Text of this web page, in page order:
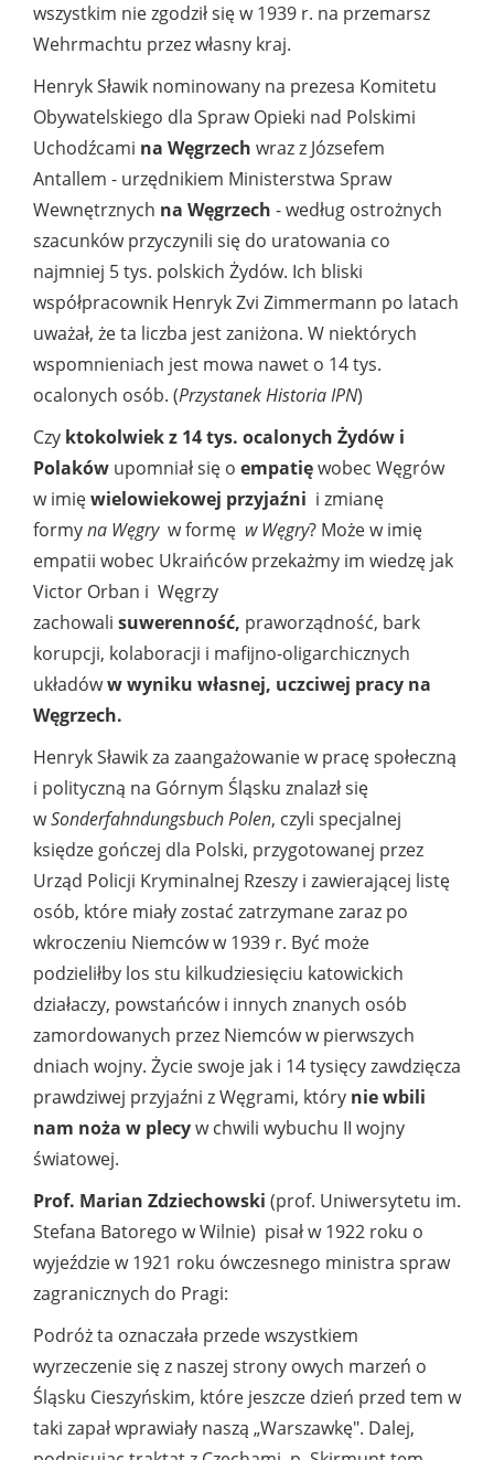
wszystkim nie zgodził się w 1939 r. na przemarsz
Wehrmachtu przez własny kraj.
Henryk Sławik nominowany na prezesa Komitetu
Obywatelskiego dla Spraw Opieki nad Polskimi
Uchodźcami na Węgrzech wraz z Józsefem
Antallem - urzędnikiem Ministerstwa Spraw
Wewnętrznych na Węgrzech - według ostrożnych
szacunków przyczynili się do uratowania co
najmniej 5 tys. polskich Żydów. Ich bliski
współpracownik Henryk Zvi Zimmermann po latach
uważał, że ta liczba jest zaniżona. W niektórych
wspomnieniach jest mowa nawet o 14 tys.
ocalonych osób. (Przystanek Historia IPN)
Czy ktokolwiek z 14 tys. ocalonych Żydów i
Polaków upomniał się o empatięwobec Węgrów
w imięwielowiekowej przyjaźni i zmianę
formyna Węgryw formę w Węgry? Może w imię
empatii wobec Ukraińców przekażmy im wiedzę jak
Victor Orban i Węgrzy
zachowali suwerenność, praworządność, bark
korupcji, kolaboracji i mafijno-oligarchicznych
układóww wyniku własnej, uczciwej pracy na
Węgrzech.
Henryk Sławik za zaangażowanie w pracę społeczną
i polityczną na Górnym Śląsku znalazł się
wSonderfahndungsbuch Polen, czyli specjalnej
księdze gończej dla Polski, przygotowanej przez
Urząd Policji Kryminalnej Rzeszy i zawierającej listę
osób, które miały zostać zatrzymane zaraz po
wkroczeniu Niemców w 1939 r. Być może
podzieliłby los stu kilkudziesięciu katowickich
działaczy, powstańców i innych znanych osób
zamordowanych przez Niemców w pierwszych
dniach wojny. Życie swoje jak i 14 tysięcy zawdzięcza
prawdziwej przyjaźni z Węgrami, który nie wbili
nam noża w plecyw chwili wybuchu II wojny
światowej.
Prof. Marian Zdziechowski (prof. Uniwersytetu im.
Stefana Batorego w Wilnie) pisał w 1922 roku o
wyjeździe w 1921 roku ówczesnego ministra spraw
zagranicznych do Pragi:
Podróż ta oznaczała przede wszystkiem
wyrzeczenie się z naszej strony owych marzeń o
Śląsku Cieszyńskim, które jeszcze dzień przed tem w
taki zapał wprawiały naszą „Warszawkę". Dalej,